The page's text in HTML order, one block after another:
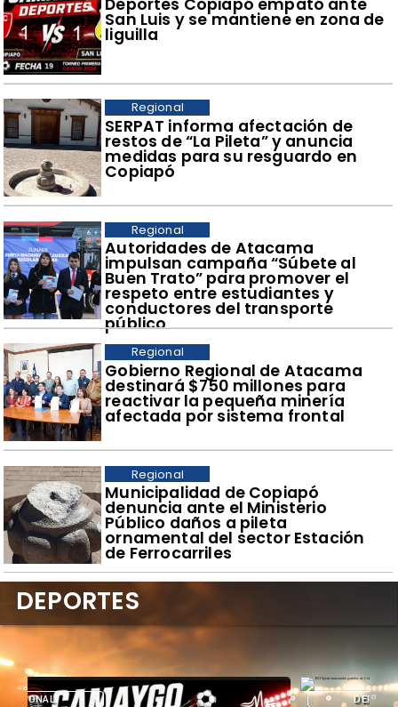
San Luis y se mantiene en zona de
liguilla
SERPAT informa afectación de
restos de “La Pileta” y anuncia
medidas para su resguardo en
Copiapó
Regional
Autoridades de Atacama
impulsan campaña “Súbete al
Buen Trato” para promover el
respeto entre estudiantes y
conductores del transporte
público
Regional
Gobierno Regional de Atacama
destinará $750 millones para
reactivar la pequeña minería
afectada por sistema frontal
Regional
Municipalidad de Copiapó
denuncia ante el Ministerio
Público daños a pileta
ornamental del sector Estación
de Ferrocarriles
Regional
DEPORTES
DEPORTES